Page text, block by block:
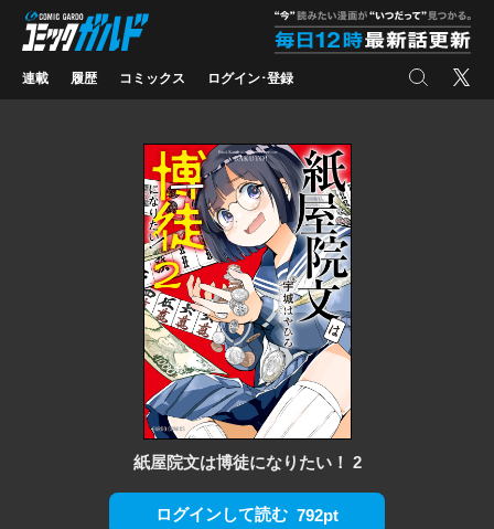
コミックガルド
連載 履歴 コミックス ログイン･登録 検索 X
紙屋院文は博徒になりたい！ 2
ログインして読む 792pt